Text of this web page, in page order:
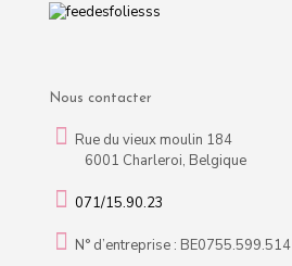
Nous contacter
Rue du vieux moulin 184
6001 Charleroi, Belgique
071/15.90.23
N° d’entreprise : BE0755.599.514